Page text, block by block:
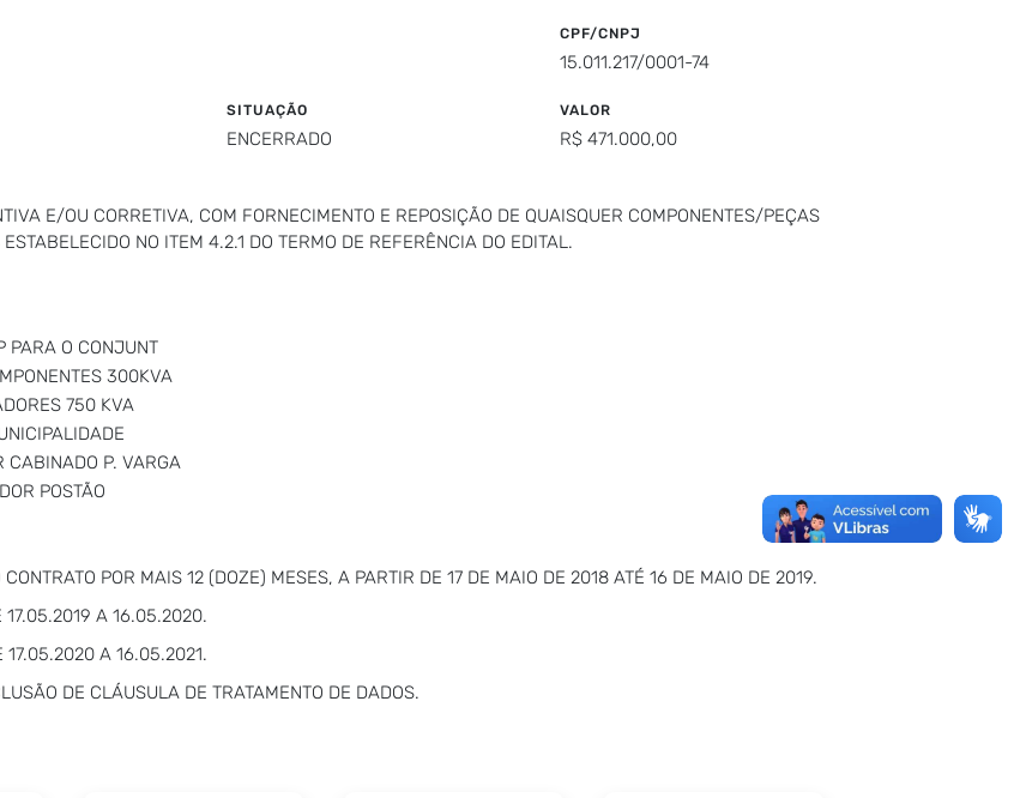
CPF/CNPJ
15.011.217/0001-74
SITUAÇÃO
ENCERRADO
VALOR
R$ 471.000,00
E/OU CORRETIVA, COM FORNECIMENTO E REPOSIÇÃO DE QUAISQUER COMPONENTES/PEÇAS
NO ITEM 4.2.1 DO TERMO DE REFERÊNCIA DO EDITAL.
PARA O CONJUNT
300KVA
750 KVA
CABINADO P. VARGA
POSTÃO
POR MAIS 12 (DOZE) MESES, A PARTIR DE 17 DE MAIO DE 2018 ATÉ 16 DE MAIO DE 2019.
17.05.2019 A 16.05.2020.
17.05.2020 A 16.05.2021.
DE CLÁUSULA DE TRATAMENTO DE DADOS.